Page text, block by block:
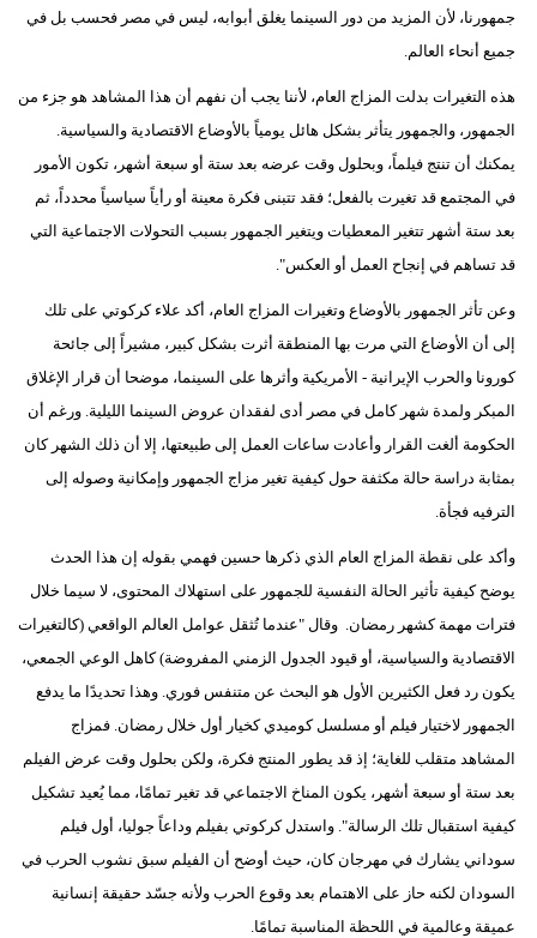
جمهورنا، لأن المزيد من دور السينما يغلق أبوابه، ليس في مصر فحسب بل في
جميع أنحاء العالم.
هذه التغيرات بدلت المزاج العام، لأننا يجب أن نفهم أن هذا المشاهد هو جزء من
الجمهور، والجمهور يتأثر بشكل هائل يومياً بالأوضاع الاقتصادية والسياسية.
يمكنك أن تنتج فيلماً، وبحلول وقت عرضه بعد ستة أو سبعة أشهر، تكون الأمور
في المجتمع قد تغيرت بالفعل؛ فقد تتبنى فكرة معينة أو رأياً سياسياً محدداً، ثم
بعد ستة أشهر تتغير المعطيات ويتغير الجمهور بسبب التحولات الاجتماعية التي
قد تساهم في إنجاح العمل أو العكس".
وعن تأثر الجمهور بالأوضاع وتغيرات المزاج العام، أكد علاء كركوتي على تلك
إلى أن الأوضاع التي مرت بها المنطقة أثرت بشكل كبير، مشيراً إلى جائحة
كورونا والحرب الإيرانية - الأمريكية وأثرها على السينما، موضحا أن قرار الإغلاق
المبكر ولمدة شهر كامل في مصر أدى لفقدان عروض السينما الليلية. ورغم أن
الحكومة ألغت القرار وأعادت ساعات العمل إلى طبيعتها، إلا أن ذلك الشهر كان
بمثابة دراسة حالة مكثفة حول كيفية تغير مزاج الجمهور وإمكانية وصوله إلى
الترفيه فجأة.
وأكد على نقطة المزاج العام الذي ذكرها حسين فهمي بقوله إن هذا الحدث
يوضح كيفية تأثير الحالة النفسية للجمهور على استهلاك المحتوى، لا سيما خلال
فترات مهمة كشهر رمضان. وقال "عندما تُثقل عوامل العالم الواقعي (كالتغيرات
الاقتصادية والسياسية، أو قيود الجدول الزمني المفروضة) كاهل الوعي الجمعي،
يكون رد فعل الكثيرين الأول هو البحث عن متنفس فوري. وهذا تحديدًا ما يدفع
الجمهور لاختيار فيلم أو مسلسل كوميدي كخيار أول خلال رمضان. فمزاج
المشاهد متقلب للغاية؛ إذ قد يطور المنتج فكرة، ولكن بحلول وقت عرض الفيلم
بعد ستة أو سبعة أشهر، يكون المناخ الاجتماعي قد تغير تمامًا، مما يُعيد تشكيل
كيفية استقبال تلك الرسالة". واستدل كركوتي بفيلم وداعاً جوليا، أول فيلم
سوداني يشارك في مهرجان كان، حيث أوضح أن الفيلم سبق نشوب الحرب في
السودان لكنه حاز على الاهتمام بعد وقوع الحرب ولأنه جسّد حقيقة إنسانية
عميقة وعالمية في اللحظة المناسبة تمامًا.